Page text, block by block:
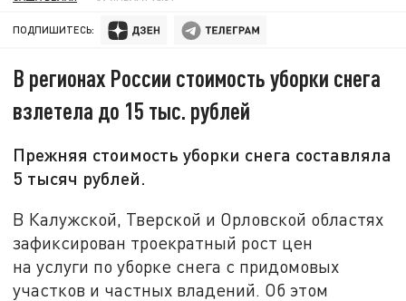
ПОДПИШИТЕСЬ:
В регионах России стоимость уборки снега
взлетела до 15 тыс. рублей
Прежняя стоимость уборки снега составляла
5 тысяч рублей.
В Калужской, Тверской и Орловской областях
зафиксирован троекратный рост цен
на услуги по уборке снега с придомовых
участков и частных владений. Об этом